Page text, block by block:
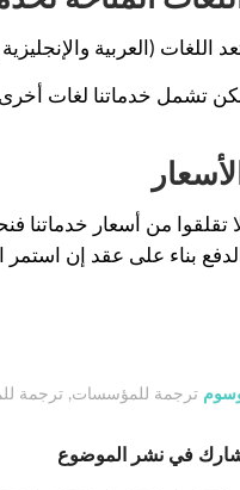
اللغات (العربية
تشمل خدماتنا لغات أخرى
الأسعار
تقلقوا من أسعار خدماتنا
الدفع بناء على عقد إن استمر
ترجمة للمؤسسات, ترجمة
في نشر الموضوع